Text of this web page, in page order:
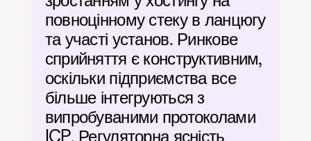
повноцінному стеку в ланцюгу
та участі установ. Ринкове
сприйняття є конструктивним,
оскільки підприємства все
більше інтегруються з
випробуваними протоколами
ICP. Регуляторна ясність